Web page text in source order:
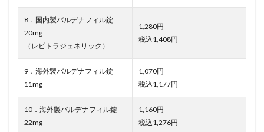
8．国内製バルデナフィル錠
20mg
（レビトラジェネリック）
1,280円
税込1,408円
9．海外製バルデナフィル錠
11mg
1,070円
税込1,177円
10．海外製バルデナフィル錠
22mg
1,160円
税込1,276円